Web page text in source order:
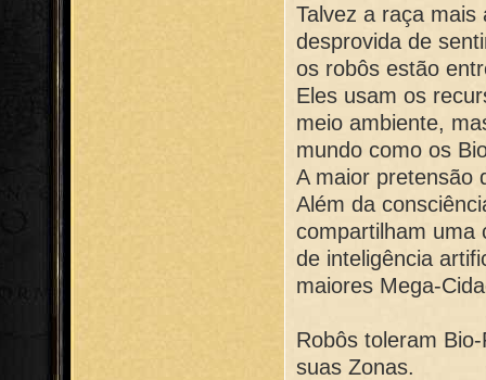
Talvez a raça
desprovida de
os robôs estão
Eles usam os
meio ambiente,
mundo como os
A maior pretensão
Além da
compartilham uma
de inteligência
maiores Mega-
Robôs toleram
suas Zonas.